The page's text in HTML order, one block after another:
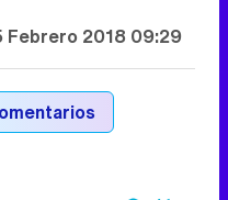
Febrero 2018 09:29